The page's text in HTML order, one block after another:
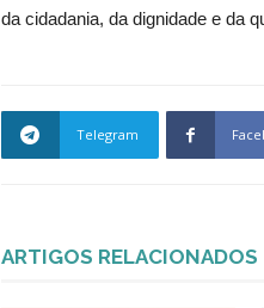
da cidadania, da dignidade e da
Telegram
ARTIGOS RELACIONADOS